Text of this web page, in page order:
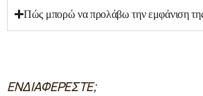
Πώς μπορώ να προλάβω την εμφάνιση
ΕΝΔΙΑΦΕΡΕΣΤΕ;